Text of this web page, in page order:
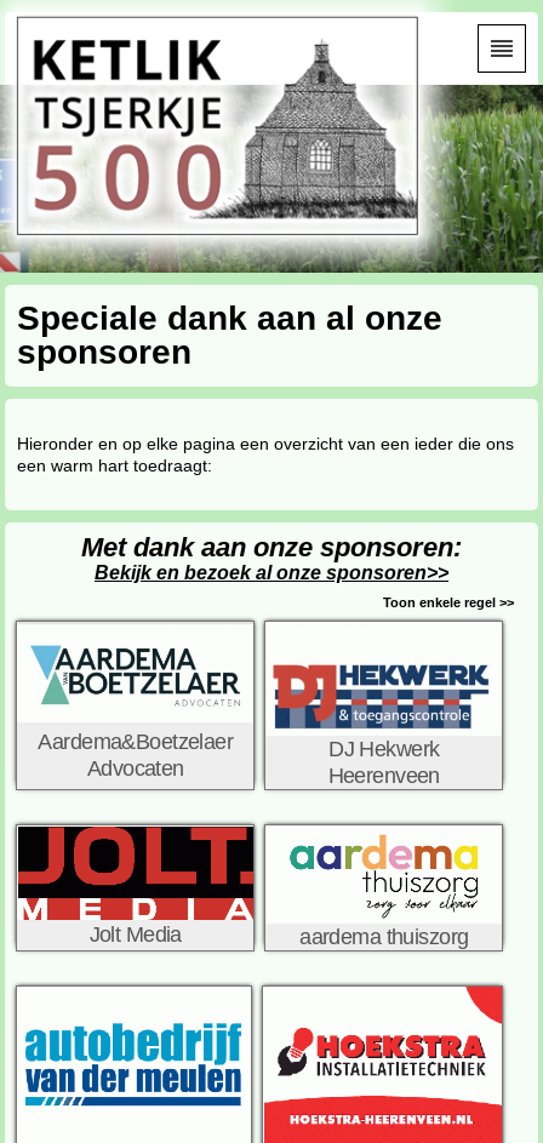
Speciale dank aan al onze
sponsoren
Hieronder en op elke pagina een overzicht van een ieder die ons
een warm hart toedraagt:
Met dank aan onze sponsoren:
Bekijk en bezoek al onze sponsoren>>
Aardema&Boetzelaer
Advocaten
DJ Hekwerk
Heerenveen
Toon enkele regel >>
Jolt Media aardema thuiszorg